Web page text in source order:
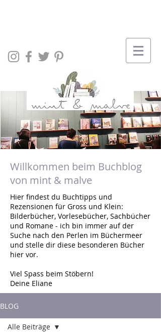
Willkommen beim Buchblog
von mint & malve
Hier findest du Buchtipps und
Rezensionen für Gross und Klein:
Bilderbücher, Vorlesebücher, Sachbücher
und Romane - ich bin immer auf der
Suche nach den Perlen im Büchermeer
und stelle dir diese besonderen Bücher
hier vor.
Viel Spass beim Stöbern!
Deine Eliane
BLOG
Alle Beiträge